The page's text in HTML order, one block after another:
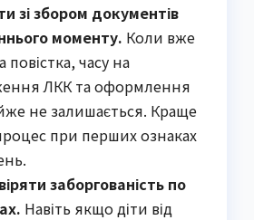
зі збором документів
моменту. Коли вже
повістка, часу на
ЛКК та оформлення
не залишається. Краще
при перших ознаках
заборгованість по
Навіть якщо діти від